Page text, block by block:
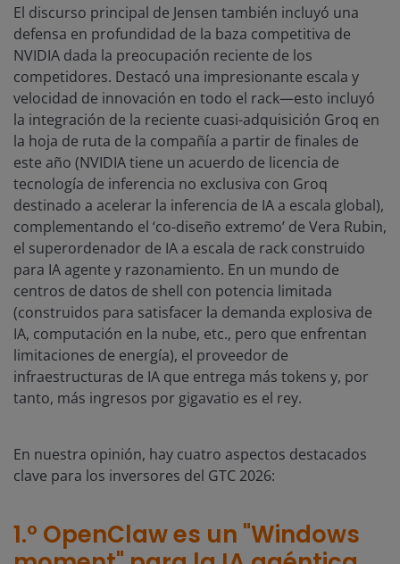
El discurso principal de Jensen también incluyó una
defensa en profundidad de la baza competitiva de
NVIDIA dada la preocupación reciente de los
competidores. Destacó una impresionante escala y
velocidad de innovación en todo el rack—esto incluyó
la integración de la reciente cuasi-adquisición Groq en
la hoja de ruta de la compañía a partir de finales de
este año (NVIDIA tiene un acuerdo de licencia de
tecnología de inferencia no exclusiva con Groq
destinado a acelerar la inferencia de IA a escala global),
complementando el ‘co-diseño extremo’ de Vera Rubin,
el superordenador de IA a escala de rack construido
para IA agente y razonamiento. En un mundo de
centros de datos de shell con potencia limitada
(construidos para satisfacer la demanda explosiva de
IA, computación en la nube, etc., pero que enfrentan
limitaciones de energía), el proveedor de
infraestructuras de IA que entrega más tokens y, por
tanto, más ingresos por gigavatio es el rey.
En nuestra opinión, hay cuatro aspectos destacados
clave para los inversores del GTC 2026:
1.º OpenClaw es un "Windows